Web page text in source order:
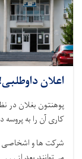
اعلان داوطلبی!
پوهنتون بغلان در
کاری آن را به پروسه
شرکت‌ ها و اشخاصی